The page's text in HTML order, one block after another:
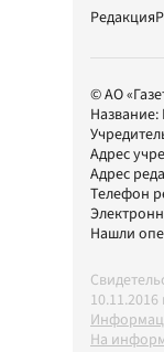
Редакция
© АО
Название:
Адрес
Адрес
Телефон
Нашли
На